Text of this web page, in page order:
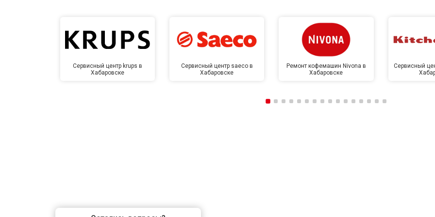
Замена заливного клапана
Замена прессостата
Сервисный центр krups в
Хабаровске
Сервисный центр saeco в
Хабаровске
Ремонт кофемашин Nivona в
Хабаровске
Сервисный